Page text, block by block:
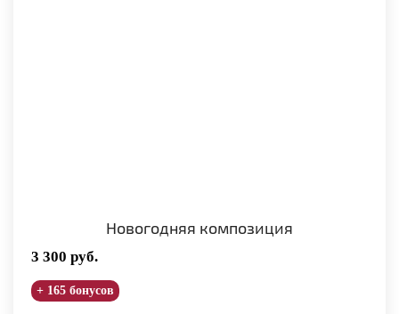
Новогодняя композиция
3 300 руб.
+ 165 бонусов